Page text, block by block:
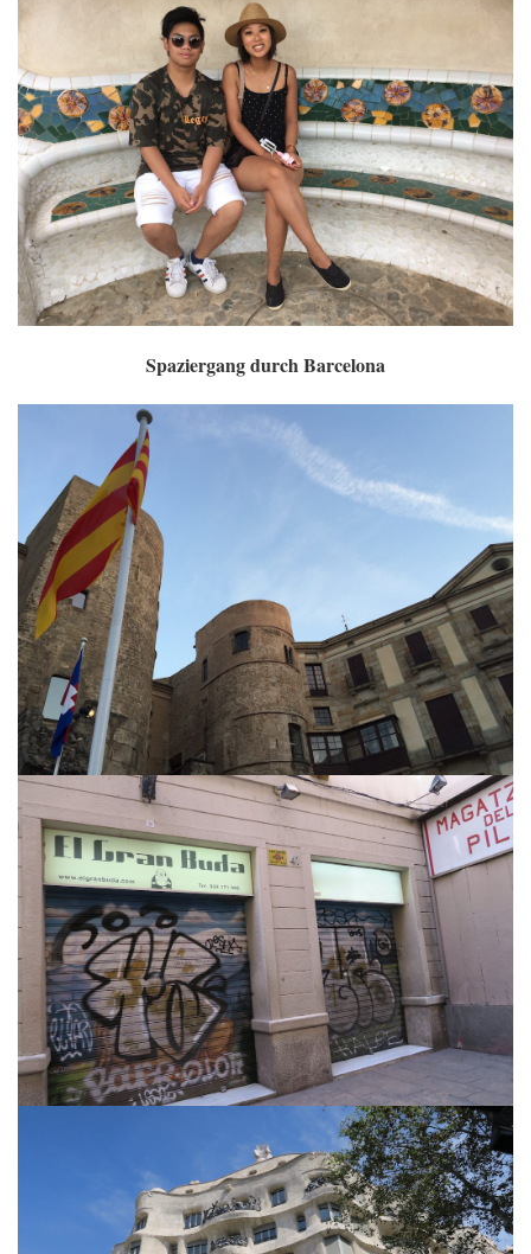
Spaziergang durch Barcelona